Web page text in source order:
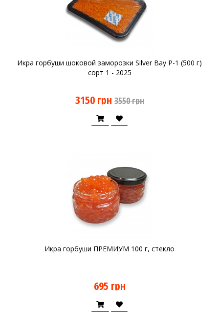
Икра горбуши шоковой заморозки Silver Bay P-1 (500 г)
сорт 1 - 2025
3150 грн 3550 грн
Икра горбуши ПРЕМИУМ 100 г, стекло
695 грн